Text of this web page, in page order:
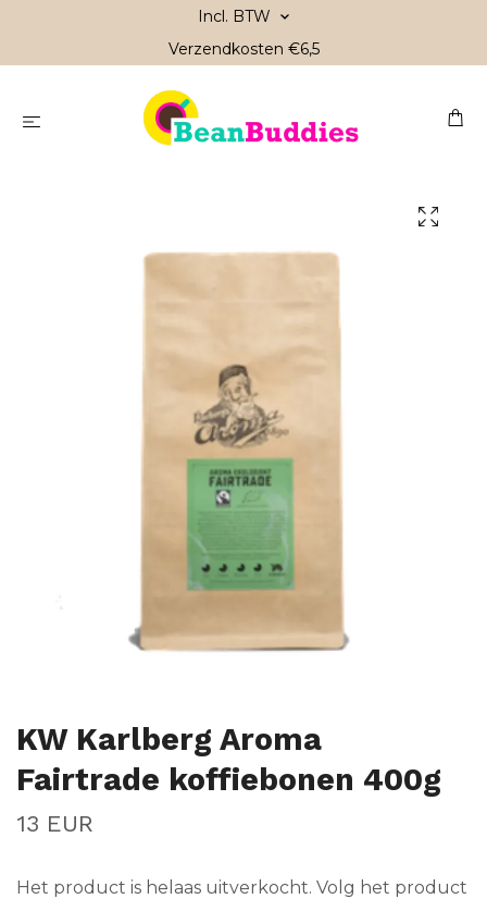
Incl. BTW
Verzendkosten €6,5
KW Karlberg Aroma
Fairtrade koffiebonen 400g
13 EUR
Het product is helaas uitverkocht. Volg het product